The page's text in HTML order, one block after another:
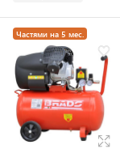
Частями на 5 мес.
Разумная цена